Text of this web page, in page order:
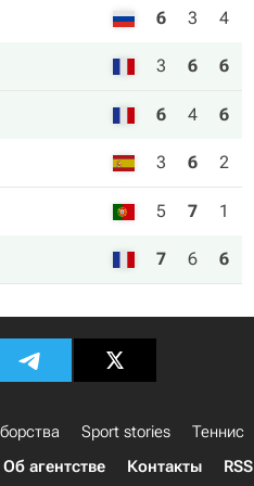
6 3 4
3 6 6
6 4 6
3 6 2
5 7 1
7 6 6
Sport stories Теннис
Об агентстве Контакты RSS